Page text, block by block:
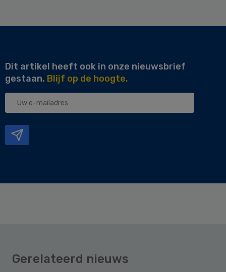
Dit artikel heeft ook in onze nieuwsbrief
gestaan. Blijf op de hoogte.
Uw
Gerelateerd nieuws